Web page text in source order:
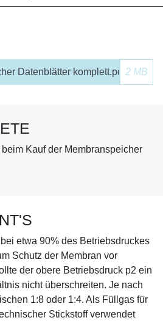
Datenblätter komplett.pdf 2 MB
Kauf der Membranspeicher
etwa 90% des Betriebsdruckes
Schutz der Membran vor
der obere Betriebsdruck p2 ein
nicht überschreiten. Je nach
1:8 oder 1:4. Als Füllgas für
Stickstoff verwendet